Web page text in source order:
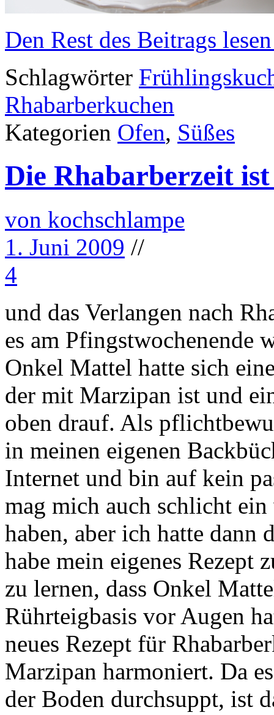
Den Rest des Beitrags
Schlagwörter
Rhabarberkuchen
Kategorien Ofen, Süßes
Die Rhabarberzeit
von kochschlampe
1. Juni 2009 //
4
und das Verlangen nach
es am Pfingstwochenende
Onkel Mattel hatte sich
der mit Marzipan ist und
oben drauf. Als
in meinen eigenen
Internet und bin auf kein
mag mich auch schlicht
haben, aber ich hatte dann
habe mein eigenes Rezept
zu lernen, dass Onkel
Rührteigbasis vor Augen
neues Rezept für
Marzipan harmoniert. Da
der Boden durchsuppt, ist